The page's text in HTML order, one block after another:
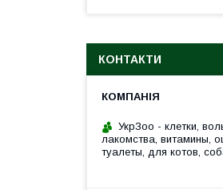
КОНТАКТИ
УкрЗоо - клетки,
лакомства, витамины,
туалеты, для котов,